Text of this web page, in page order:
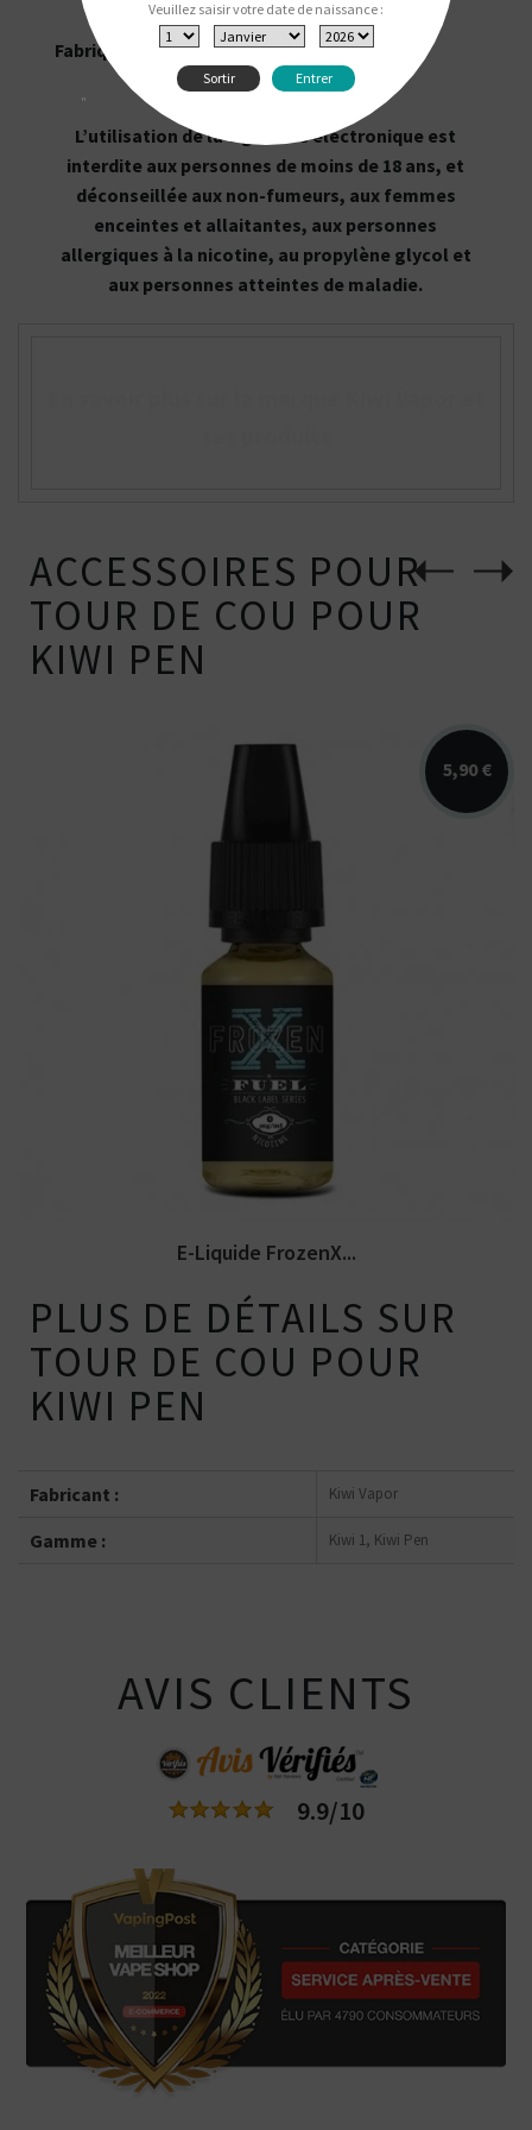
Fabriquée par Kiwi Vapor.
L’utilisation de la cigarette électronique est
interdite aux personnes de moins de 18 ans, et
déconseillée aux non-fumeurs, aux femmes
enceintes et allaitantes, aux personnes
allergiques à la nicotine, au propylène glycol et
aux personnes atteintes de maladie.
ACCESSOIRES POUR
TOUR DE COU POUR
KIWI PEN
5,90 €
Arômes : menthol fort, menthe glaciale,
chlorophylle. FUEL Black Series....
E-Liquide FrozenX...
PLUS DE DÉTAILS SUR
TOUR DE COU POUR
KIWI PEN
Fabricant : Kiwi Vapor
Gamme : Kiwi 1, Kiwi Pen
AVIS CLIENTS
9.9/10
Veuillez saisir votre date de naissance :
Sortir
Entrer
"